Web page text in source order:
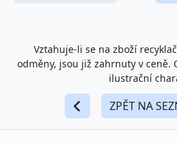
Vztahuje-li se na zboží
odměny, jsou již zahrnuty v ceně.
ilustrační
ZPĚT NA